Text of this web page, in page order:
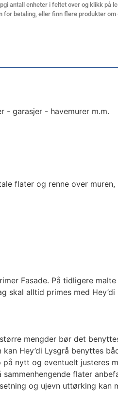
antall enheter i feltet over og klikk på
for betaling, eller finn flere produkter om
- garasjer - havemurer m.m.
flater og renne over muren,
Fasade. På tidligere malte
skal alltid primes med Hey’di
mengder bør det
Hey’di Lysgrå benyttes
nytt og eventuelt justeres
sammenhengende flater
og ujevn uttørking kan